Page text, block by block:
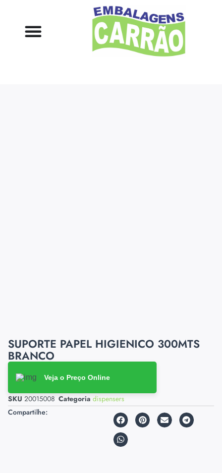
SUPORTE PAPEL HIGIENICO 300MTS
BRANCO
Veja o Preço Online
SKU 20015008 Categoria dispensers
Compartilhe: